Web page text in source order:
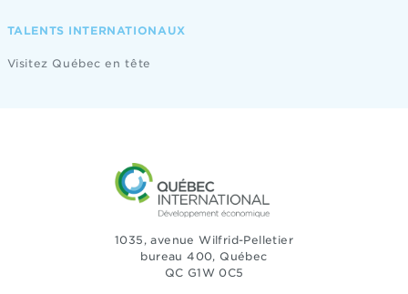
TALENTS INTERNATIONAUX
Visitez Québec en tête
1035, avenue Wilfrid-Pelletier
bureau 400, Québec
QC G1W 0C5